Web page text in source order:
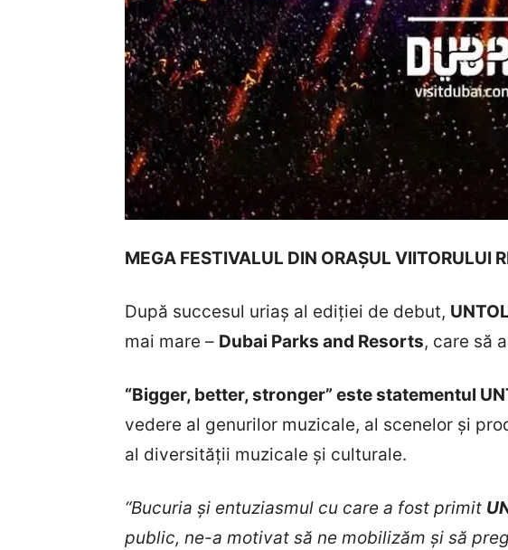
MEGA FESTIVALUL DIN ORAȘUL VIITORULUI
După succesul uriaș al ediției de debut,
mai mare – Dubai Parks and Resorts, care să
“Bigger, better, stronger” este statementul
vedere al genurilor muzicale, al scenelor și
al diversității muzicale și culturale.
“Bucuria și entuziasmul cu care a fost primit
public, ne-a motivat să ne mobilizăm și să